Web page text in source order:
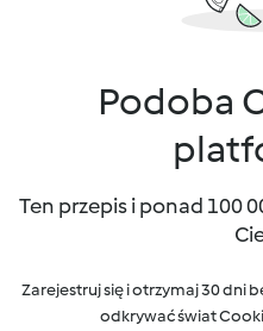
Podoba
Ten przepis i ponad 100
Zarejestruj się i otrzymaj 30 dni
odkrywać świat